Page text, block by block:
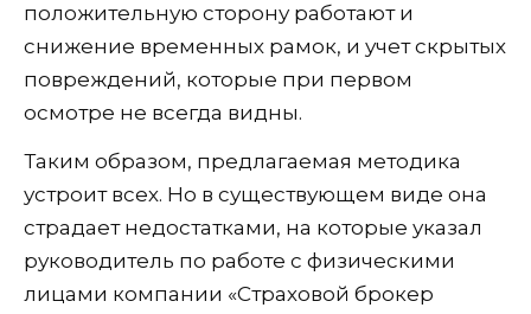
положительную сторону работают и
снижение временных рамок, и учет скрытых
повреждений, которые при первом
осмотре не всегда видны.
Таким образом, предлагаемая методика
устроит всех. Но в существующем виде она
страдает недостатками, на которые указал
руководитель по работе с физическими
лицами компании «Страховой брокер